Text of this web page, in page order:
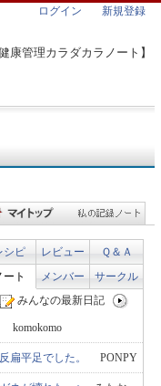
康管理カラダカラノート】
ログイン 新規登録
シピ レビュー
Ｑ＆Ａ
ート
メンバー
サークル
みんなの最新日記
komokomo
扁平足でした。 PONPY